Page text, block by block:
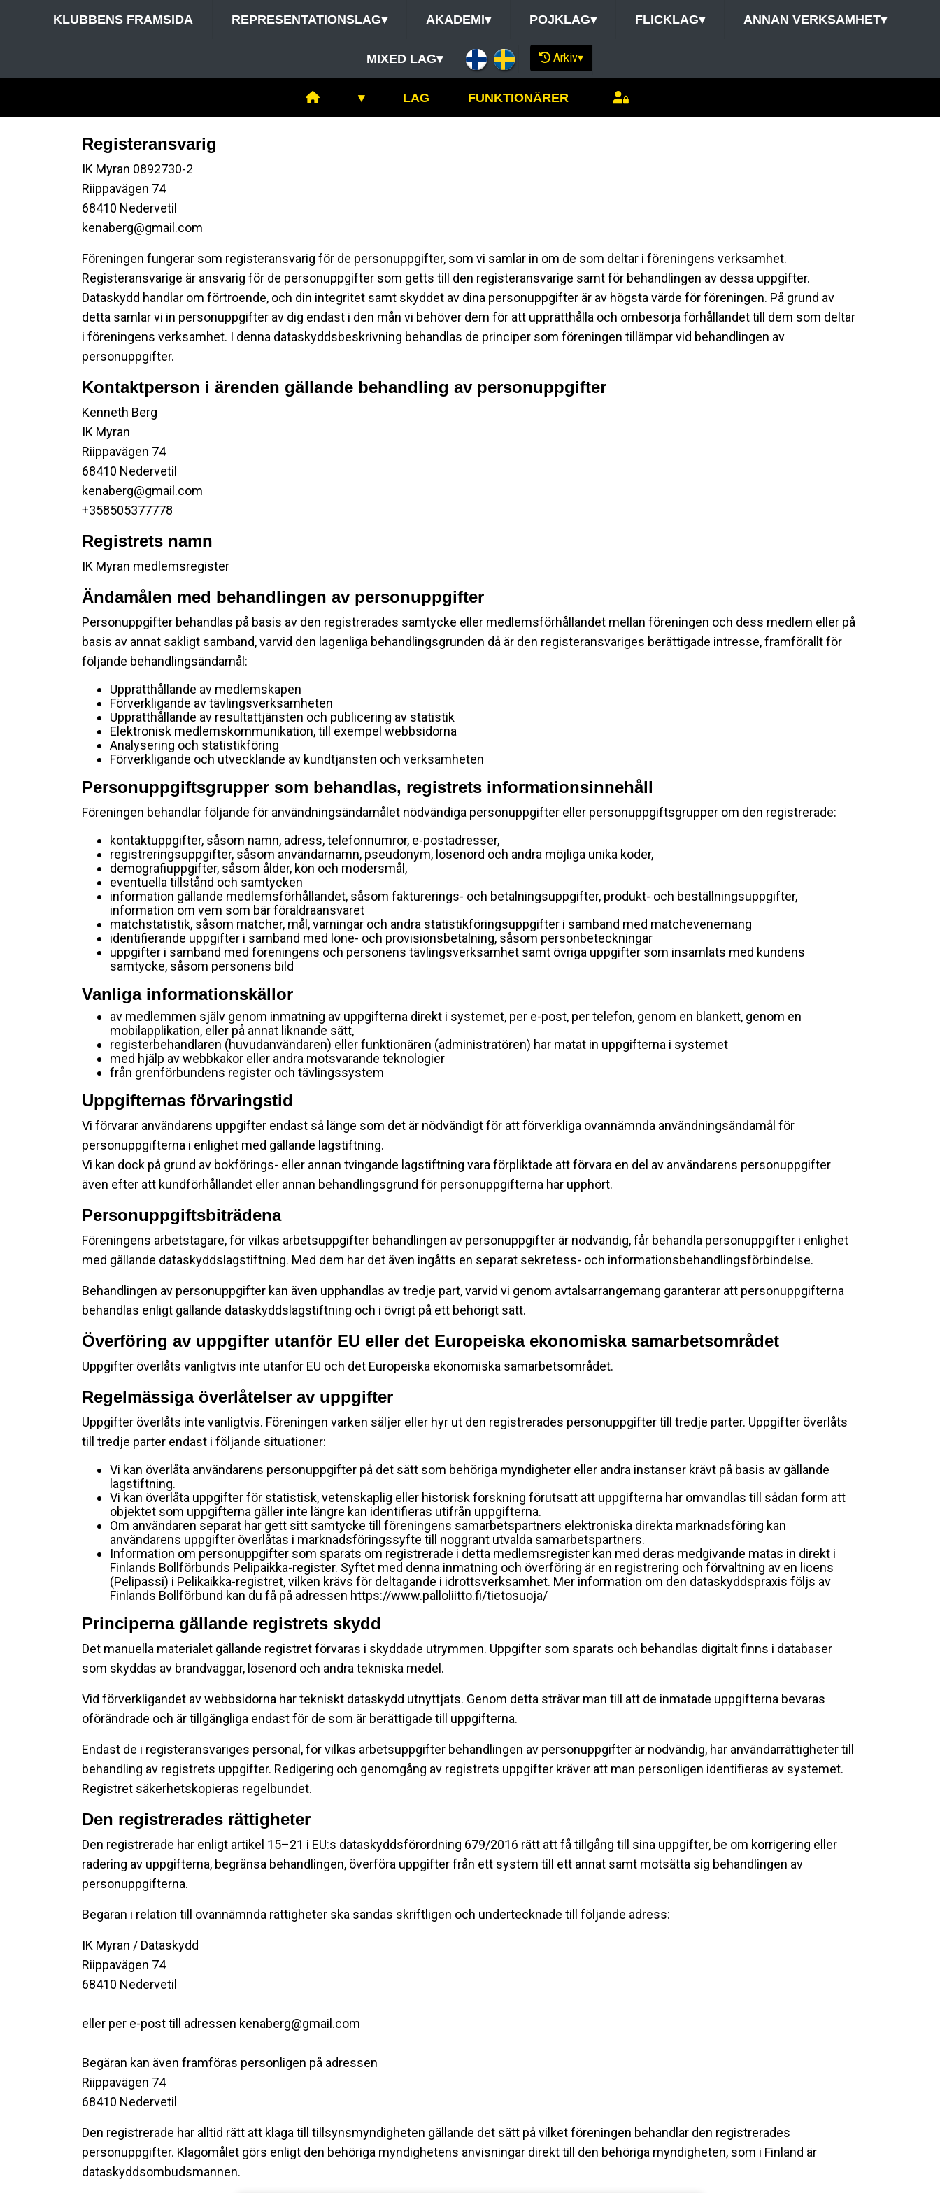
KLUBBENS FRAMSIDA REPRESENTATIONSLAG▾ AKADEMI▾ POJKLAG▾ FLICKLAG▾ ANNAN VERKSAMHET▾
MIXED LAG▾ Arkiv▾
▾ LAG FUNKTIONÄRER
Registeransvarig
IK Myran 0892730-2
Riippavägen 74
68410 Nedervetil
kenaberg@gmail.com
Föreningen fungerar som registeransvarig för de personuppgifter, som vi samlar in om de som deltar i föreningens verksamhet.
Registeransvarige är ansvarig för de personuppgifter som getts till den registeransvarige samt för behandlingen av dessa uppgifter.
Dataskydd handlar om förtroende, och din integritet samt skyddet av dina personuppgifter är av högsta värde för föreningen. På grund av
detta samlar vi in personuppgifter av dig endast i den mån vi behöver dem för att upprätthålla och ombesörja förhållandet till dem som deltar
i föreningens verksamhet. I denna dataskyddsbeskrivning behandlas de principer som föreningen tillämpar vid behandlingen av
personuppgifter.
Kontaktperson i ärenden gällande behandling av personuppgifter
Kenneth Berg
IK Myran
Riippavägen 74
68410 Nedervetil
kenaberg@gmail.com
+358505377778
Registrets namn
IK Myran medlemsregister
Ändamålen med behandlingen av personuppgifter
Personuppgifter behandlas på basis av den registrerades samtycke eller medlemsförhållandet mellan föreningen och dess medlem eller på
basis av annat sakligt samband, varvid den lagenliga behandlingsgrunden då är den registeransvariges berättigade intresse, framförallt för
följande behandlingsändamål:
Upprätthållande av medlemskapen
Förverkligande av tävlingsverksamheten
Upprätthållande av resultattjänsten och publicering av statistik
Elektronisk medlemskommunikation, till exempel webbsidorna
Analysering och statistikföring
Förverkligande och utvecklande av kundtjänsten och verksamheten
Personuppgiftsgrupper som behandlas, registrets informationsinnehåll
Föreningen behandlar följande för användningsändamålet nödvändiga personuppgifter eller personuppgiftsgrupper om den registrerade:
kontaktuppgifter, såsom namn, adress, telefonnumror, e-postadresser,
registreringsuppgifter, såsom användarnamn, pseudonym, lösenord och andra möjliga unika koder,
demografiuppgifter, såsom ålder, kön och modersmål,
eventuella tillstånd och samtycken
information gällande medlemsförhållandet, såsom fakturerings- och betalningsuppgifter, produkt- och beställningsuppgifter,
information om vem som bär föräldraansvaret
matchstatistik, såsom matcher, mål, varningar och andra statistikföringsuppgifter i samband med matchevenemang
identifierande uppgifter i samband med löne- och provisionsbetalning, såsom personbeteckningar
uppgifter i samband med föreningens och personens tävlingsverksamhet samt övriga uppgifter som insamlats med kundens
samtycke, såsom personens bild
Vanliga informationskällor
av medlemmen själv genom inmatning av uppgifterna direkt i systemet, per e-post, per telefon, genom en blankett, genom en
mobilapplikation, eller på annat liknande sätt,
registerbehandlaren (huvudanvändaren) eller funktionären (administratören) har matat in uppgifterna i systemet
med hjälp av webbkakor eller andra motsvarande teknologier
från grenförbundens register och tävlingssystem
Uppgifternas förvaringstid
Vi förvarar användarens uppgifter endast så länge som det är nödvändigt för att förverkliga ovannämnda användningsändamål för
personuppgifterna i enlighet med gällande lagstiftning.
Vi kan dock på grund av bokförings- eller annan tvingande lagstiftning vara förpliktade att förvara en del av användarens personuppgifter
även efter att kundförhållandet eller annan behandlingsgrund för personuppgifterna har upphört.
Personuppgiftsbiträdena
Föreningens arbetstagare, för vilkas arbetsuppgifter behandlingen av personuppgifter är nödvändig, får behandla personuppgifter i enlighet
med gällande dataskyddslagstiftning. Med dem har det även ingåtts en separat sekretess- och informationsbehandlingsförbindelse.
Behandlingen av personuppgifter kan även upphandlas av tredje part, varvid vi genom avtalsarrangemang garanterar att personuppgifterna
behandlas enligt gällande dataskyddslagstiftning och i övrigt på ett behörigt sätt.
Överföring av uppgifter utanför EU eller det Europeiska ekonomiska samarbetsområdet
Uppgifter överlåts vanligtvis inte utanför EU och det Europeiska ekonomiska samarbetsområdet.
Regelmässiga överlåtelser av uppgifter
Uppgifter överlåts inte vanligtvis. Föreningen varken säljer eller hyr ut den registrerades personuppgifter till tredje parter. Uppgifter överlåts
till tredje parter endast i följande situationer:
Vi kan överlåta användarens personuppgifter på det sätt som behöriga myndigheter eller andra instanser krävt på basis av gällande
lagstiftning.
Vi kan överlåta uppgifter för statistisk, vetenskaplig eller historisk forskning förutsatt att uppgifterna har omvandlas till sådan form att
objektet som uppgifterna gäller inte längre kan identifieras utifrån uppgifterna.
Om användaren separat har gett sitt samtycke till föreningens samarbetspartners elektroniska direkta marknadsföring kan
användarens uppgifter överlåtas i marknadsföringssyfte till noggrant utvalda samarbetspartners.
Information om personuppgifter som sparats om registrerade i detta medlemsregister kan med deras medgivande matas in direkt i
Finlands Bollförbunds Pelipaikka-register. Syftet med denna inmatning och överföring är en registrering och förvaltning av en licens
(Pelipassi) i Pelikaikka-registret, vilken krävs för deltagande i idrottsverksamhet. Mer information om den dataskyddspraxis följs av
Finlands Bollförbund kan du få på adressen https://www.palloliitto.fi/tietosuoja/
Principerna gällande registrets skydd
Det manuella materialet gällande registret förvaras i skyddade utrymmen. Uppgifter som sparats och behandlas digitalt finns i databaser
som skyddas av brandväggar, lösenord och andra tekniska medel.
Vid förverkligandet av webbsidorna har tekniskt dataskydd utnyttjats. Genom detta strävar man till att de inmatade uppgifterna bevaras
oförändrade och är tillgängliga endast för de som är berättigade till uppgifterna.
Endast de i registeransvariges personal, för vilkas arbetsuppgifter behandlingen av personuppgifter är nödvändig, har användarrättigheter till
behandling av registrets uppgifter. Redigering och genomgång av registrets uppgifter kräver att man personligen identifieras av systemet.
Registret säkerhetskopieras regelbundet.
Den registrerades rättigheter
Den registrerade har enligt artikel 15–21 i EU:s dataskyddsförordning 679/2016 rätt att få tillgång till sina uppgifter, be om korrigering eller
radering av uppgifterna, begränsa behandlingen, överföra uppgifter från ett system till ett annat samt motsätta sig behandlingen av
personuppgifterna.
Begäran i relation till ovannämnda rättigheter ska sändas skriftligen och undertecknade till följande adress:
IK Myran / Dataskydd
Riippavägen 74
68410 Nedervetil
eller per e-post till adressen kenaberg@gmail.com
Begäran kan även framföras personligen på adressen
Riippavägen 74
68410 Nedervetil
Den registrerade har alltid rätt att klaga till tillsynsmyndigheten gällande det sätt på vilket föreningen behandlar den registrerades
personuppgifter. Klagomålet görs enligt den behöriga myndighetens anvisningar direkt till den behöriga myndigheten, som i Finland är
dataskyddsombudsmannen.